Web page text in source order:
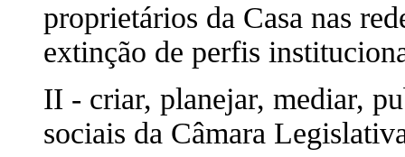
proprietários da Casa nas
extinção de perfis
II - criar, planejar, mediar,
sociais da Câmara